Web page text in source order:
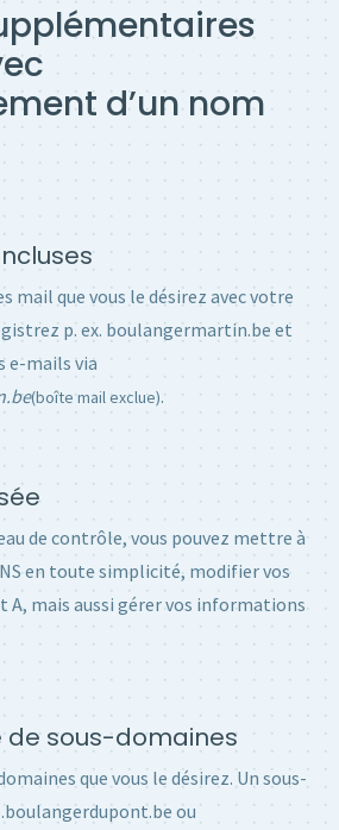
d’un nom
mail que vous le désirez avec votre
p. ex. boulangermartin.be et
e-mails via
(boîte mail exclue).
de contrôle, vous pouvez mettre à
en toute simplicité, modifier vos
A, mais aussi gérer vos informations
de sous-domaines
que vous le désirez. Un sous-
ou